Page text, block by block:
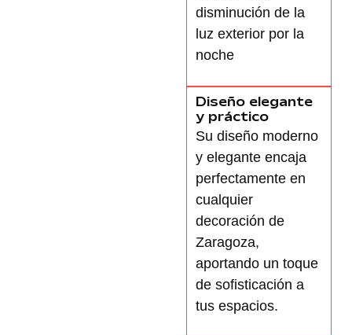
disminución de la
luz exterior por la
noche
Diseño elegante
y práctico
Su diseño moderno
y elegante encaja
perfectamente en
cualquier
decoración de
Zaragoza,
aportando un toque
de sofisticación a
tus espacios.